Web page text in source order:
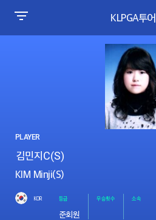
KLPGA투어
PLAYER
KIM Minji(S)
KOR 등급
준회원
우승횟수 소속